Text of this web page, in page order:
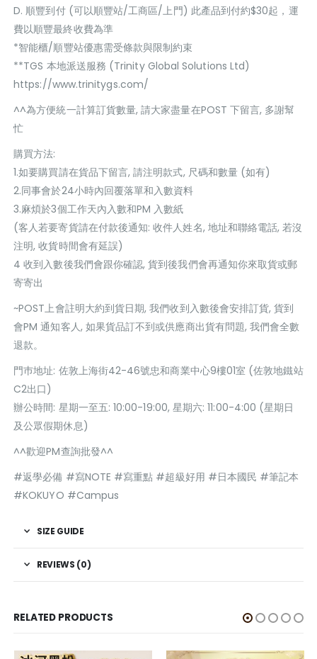
D. 順豐到付 (可以順豐站/工商區/上門) 此產品到付約$30起，運
費以順豐最終收費為準
*智能櫃/順豐站優惠需受條款與限制約束
**TGS 本地派送服務 (Trinity Global Solutions Ltd)
https://www.trinitygs.com/
^^為方便統一計算訂貨數量, 請大家盡量在POST 下留言, 多謝幫
忙
購買方法:
1.如要購買請在貨品下留言, 請注明款式, 尺碼和數量 (如有)
2.同事會於24小時內回覆落單和入數資料
3.麻煩於3個工作天內入數和PM 入數紙
(客人若要寄貨請在付款後通知: 收件人姓名, 地址和聯絡電話, 若沒
注明, 收貨時間會有延誤)
4 收到入數後我們會跟你確認, 貨到後我們會再通知你來取貨或郵
寄寄出
~POST上會註明大約到貨日期, 我們收到入數後會安排訂貨, 貨到
會PM 通知客人, 如果貨品訂不到或供應商出貨有問題, 我們會全數
退款。
門巿地址: 佐敦上海街42-46號忠和商業中心9樓01室 (佐敦地鐵站
C2出口)
辦公時間: 星期一至五: 10:00-19:00, 星期六: 11:00-4:00 (星期日
及公眾假期休息)
^^歡迎PM查詢批發^^
#返學必備 #寫NOTE #寫重點 #超級好用 #日本國民 #筆記本
#KOKUYO #Campus
SIZE GUIDE
REVIEWS (0)
RELATED PRODUCTS